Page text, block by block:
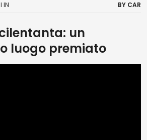
IN BY CAR
un
luogo premiato